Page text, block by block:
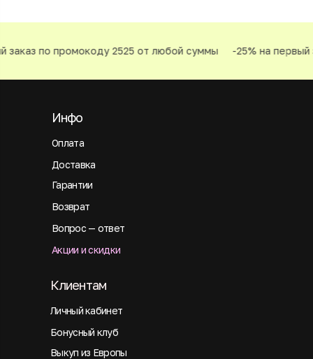
заказ по промокоду 2525 от любой суммы -25% на
Оплата
Инфо
Доставка
Гарантии
Возврат
Вопрос — ответ
Акции и скидки
Личный кабинет
Клиентам
Бонусный клуб
Выкуп из Европы